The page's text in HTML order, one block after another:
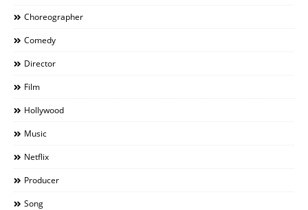
Choreographer
Comedy
Director
Film
Hollywood
Music
Netflix
Producer
Song